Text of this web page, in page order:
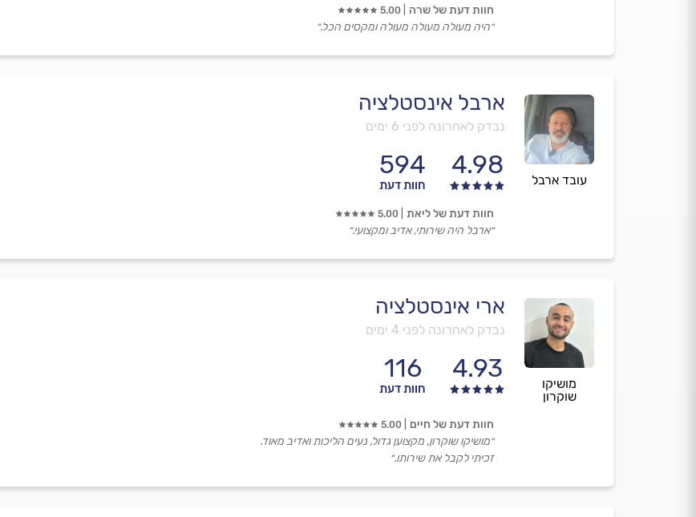
חוות דעת של שרה 5.00
״היה מעולה מעולה מעולה ומקסים הכל.״
עובד ארבל
ארבל אינסטלציה
נבדק לאחרונה לפני 6 ימים
4.98
594
חוות דעת
חוות דעת של ליאת 5.00
״ארבל היה שירותי, אדיב ומקצועי.״
מושיקו
שוקרון
ארי אינסטלציה
נבדק לאחרונה לפני 4 ימים
4.93
116
חוות דעת
חוות דעת של חיים 5.00
״מושיקו שוקרון, מקצוען גדול, נעים הליכות ואדיב מאוד.
זכיתי לקבל את שירותו.״